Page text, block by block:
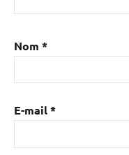
Nom *
E-mail*